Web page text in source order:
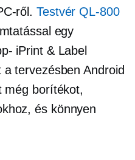
ről. Testvér QL-800
egy
iPrint & Label
tervezésben Android
még borítékot,
és könnyen